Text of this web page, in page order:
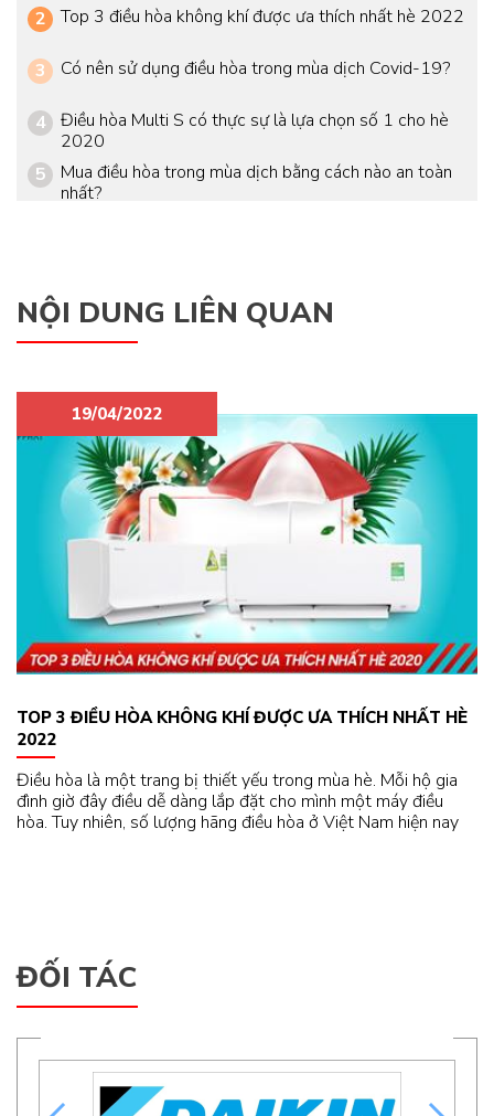
2
Top 3 điều hòa không khí được ưa thích nhất hè 2022
3 Có nên sử dụng điều hòa trong mùa dịch Covid-19?
4
Điều hòa Multi S có thực sự là lựa chọn số 1 cho hè
2020
5
Mua điều hòa trong mùa dịch bằng cách nào an toàn
nhất?
NỘI DUNG LIÊN QUAN
19/04/2022
TOP 3 ĐIỀU HÒA KHÔNG KHÍ ĐƯỢC ƯA THÍCH NHẤT HÈ
2022
Điều hòa là một trang bị thiết yếu trong mùa hè. Mỗi hộ gia
đình giờ đây điều dễ dàng lắp đặt cho mình một máy điều
hòa. Tuy nhiên, số lượng hãng điều hòa ở Việt Nam hiện nay
ĐỐI TÁC